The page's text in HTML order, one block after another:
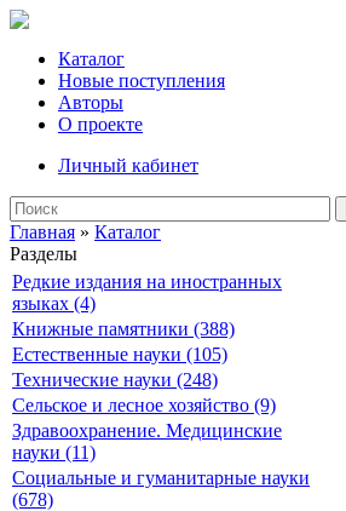
Каталог
Новые поступления
Авторы
О проекте
Личный кабинет
Главная » Каталог
Разделы
Редкие издания на иностранных
языках (4)
Книжные памятники (388)
Естественные науки (105)
Технические науки (248)
Сельское и лесное хозяйство (9)
Здравоохранение. Медицинские
науки (11)
Социальные и гуманитарные науки
(678)